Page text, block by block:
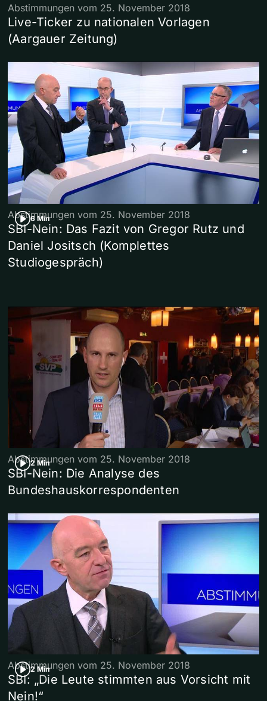
Abstimmungen vom 25. November 2018
Live-Ticker zu nationalen Vorlagen
(Aargauer Zeitung)
6 Min
Abstimmungen vom 25. November 2018
SBI-Nein: Das Fazit von Gregor Rutz und
Daniel Jositsch (Komplettes
Studiogespräch)
2 Min
Abstimmungen vom 25. November 2018
SBI-Nein: Die Analyse des
Bundeshauskorrespondenten
2 Min
Abstimmungen vom 25. November 2018
SBI: „Die Leute stimmten aus Vorsicht mit
Nein!“